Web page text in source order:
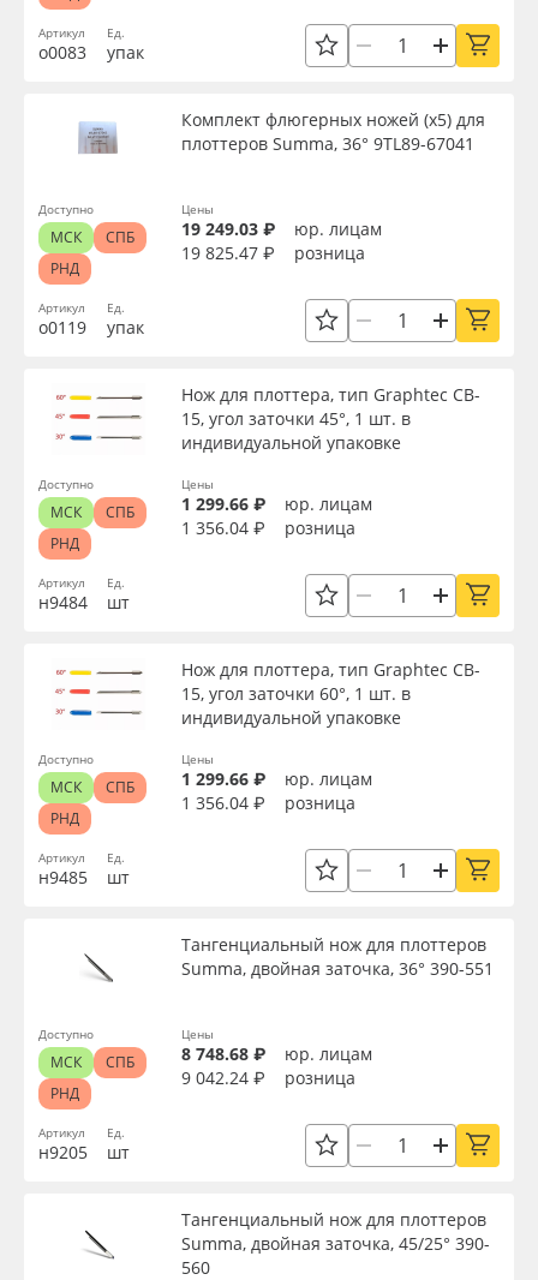
Артикул
о0083
Ед.
упак
Артикул
о0119
Комплект флюгерных ножей (x5) для
плоттеров Summa, 36° 9TL89-67041
Ед.
упак
Цены
19 249.03 ₽
юр. лицам
19 825.47 ₽
розница
Доступно
МСК
СПБ
РНД
Артикул
н9484
Нож для плоттера, тип Graphtec CB-
15, угол заточки 45°, 1 шт. в
индивидуальной упаковке
Ед.
шт
Цены
1 299.66 ₽
юр. лицам
1 356.04 ₽
розница
Доступно
МСК
СПБ
РНД
Артикул
н9485
Нож для плоттера, тип Graphtec CB-
15, угол заточки 60°, 1 шт. в
индивидуальной упаковке
Ед.
шт
Цены
1 299.66 ₽
юр. лицам
1 356.04 ₽
розница
Доступно
МСК
СПБ
РНД
Артикул
н9205
Тангенциальный нож для плоттеров
Summa, двойная заточка, 36° 390-551
Ед.
шт
Цены
8 748.68 ₽
юр. лицам
9 042.24 ₽
розница
Доступно
МСК
СПБ
РНД
Тангенциальный нож для плоттеров
Summa, двойная заточка, 45/25° 390-
560